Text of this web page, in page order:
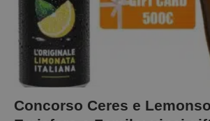
Concorso Ceres e